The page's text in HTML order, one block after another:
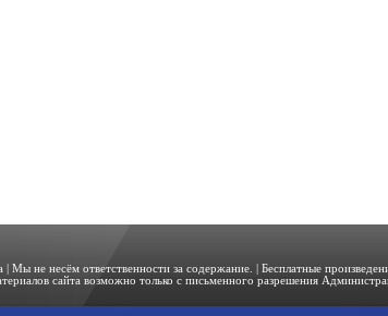
| Мы не несём ответственности за содержание. | Бесплатные
сайта возможно только с письменного разрешения